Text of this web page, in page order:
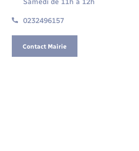
Samedi de 11h à 12h
0232496157
Contact Mairie